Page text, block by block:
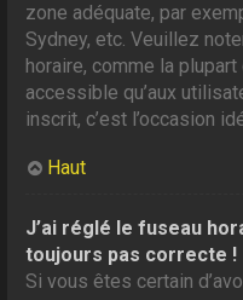
zone adéquate, par
Sydney, etc. Veuillez
horaire, comme la
accessible qu’aux
inscrit, c’est l’occasion
Haut
J’ai réglé le fuseau
toujours pas correcte !
Si vous êtes certain